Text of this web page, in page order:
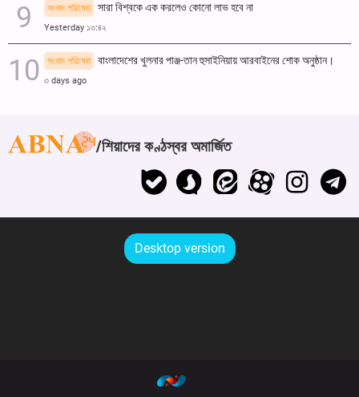
সংবাদ পরিষেবা সারা বিশ্বকে এক করলেও কোনো লাভ হবে না
Yesterday ১৩:৪২
সংবাদ পরিষেবা বাংলাদেশের খুলনার পাঞ্জ-তান হুসাইনিয়ায় আরবাইনের শোক অনুষ্ঠান।
৩ days ago
শিয়াদের কণ্ঠস্বর অমার্জিত
Desktop version